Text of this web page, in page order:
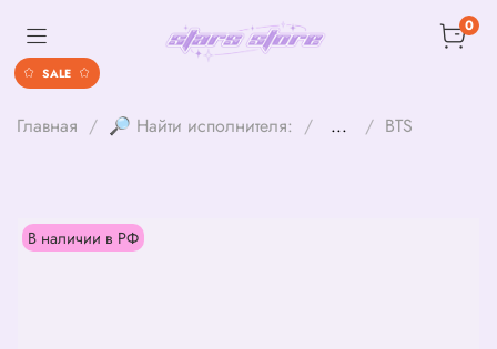
0
Главная 🔎 Найти исполнителя: ... BTS
В наличии в РФ